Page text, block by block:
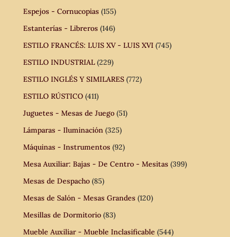
Espejos - Cornucopias (155)
Estanterías - Libreros (146)
ESTILO FRANCÉS: LUIS XV - LUIS XVI (745)
ESTILO INDUSTRIAL (229)
ESTILO INGLÉS Y SIMILARES (772)
ESTILO RÚSTICO (411)
Juguetes - Mesas de Juego (51)
Lámparas - Iluminación (325)
Máquinas - Instrumentos (92)
Mesa Auxiliar: Bajas - De Centro - Mesitas (399)
Mesas de Despacho (85)
Mesas de Salón - Mesas Grandes (120)
Mesillas de Dormitorio (83)
Mueble Auxiliar - Mueble Inclasificable (544)